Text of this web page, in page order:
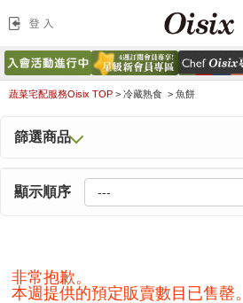
蔬菜宅配服務Oisix TOP > 冷藏熟食 > 魚餅
篩選商品
顯示順序
非常抱歉。
本週提供的預定販賣數目已售罄。